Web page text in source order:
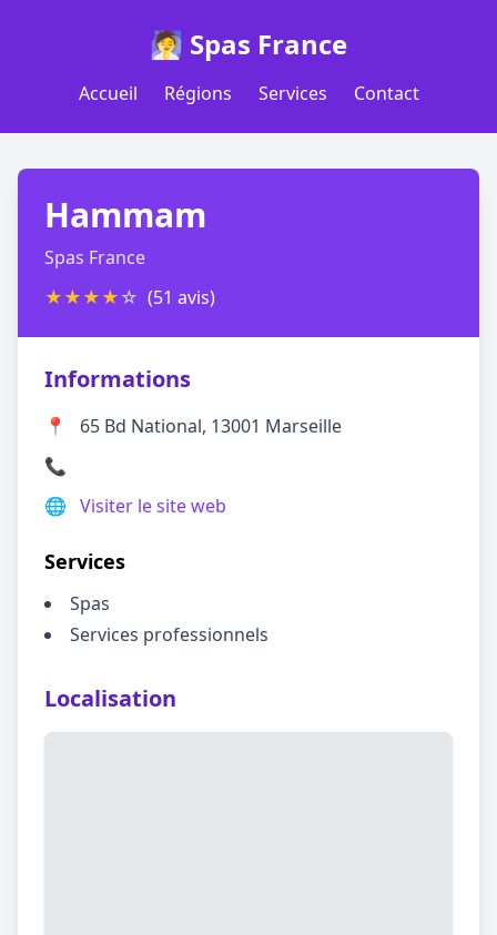
🧖 Spas France
Accueil Régions Services Contact
Hammam
Spas France
★★★★☆ (51 avis)
Informations
📍
65 Bd National, 13001 Marseille
📞
🌐 Visiter le site web
Services
Spas
Services professionnels
Localisation